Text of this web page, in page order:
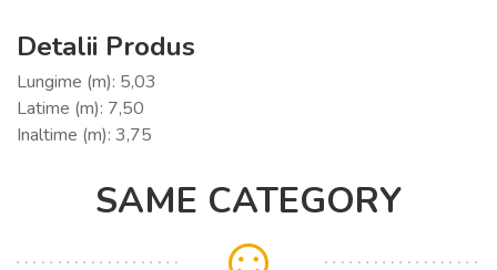
Detalii Produs
Lungime (m): 5,03
Latime (m): 7,50
Inaltime (m): 3,75
SAME CATEGORY